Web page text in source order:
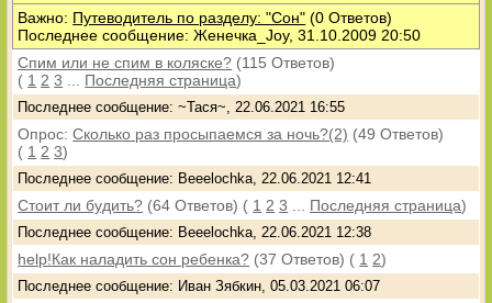
Важно: Путеводитель по разделу: "Сон" (0 Ответов)
Последнее сообщение: Женечка_Joy, 31.10.2009 20:50
Спим или не спим в коляске? (115 Ответов)
( 1 2 3 Последняя страница)
Последнее сообщение: ~Тася~, 22.06.2021 16:55
Опрос:Сколько раз просыпаемся за ночь?(2) (49 Ответов)
( 1 2 3)
Последнее сообщение: Beeelochka, 22.06.2021 12:41
Стоит ли будить? (64 Ответов) ( 1 2 3 Последняя страница)
Последнее сообщение: Beeelochka, 22.06.2021 12:38
help!Как наладить сон ребенка? (37 Ответов) ( 1 2)
Последнее сообщение: Иван Зябкин, 05.03.2021 06:07